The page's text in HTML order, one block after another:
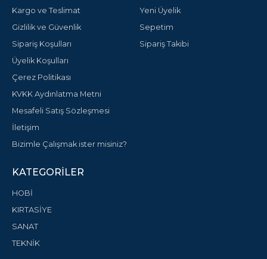
Kargo ve Teslimat
Gizlilik ve Güvenlik
Sipariş Koşulları
Üyelik Koşulları
Çerez Politikası
KVKK Aydınlatma Metni
Mesafeli Satış Sözleşmesi
İletişim
Bizimle Çalışmak ister misiniz?
Yeni Üyelik
Sepetim
Sipariş Takibi
KATEGORILER
HOBİ
KIRTASİYE
SANAT
TEKNİK